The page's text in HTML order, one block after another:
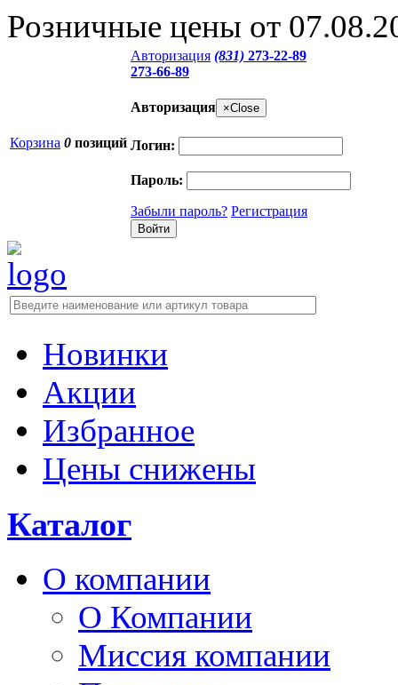
Розничные цены от
Корзина 0 позиций
Авторизация (831) 273-22-89
273-66-89
Авторизация ×Close
Логин:
Пароль:
Забыли пароль? Регистрация
Новинки
Акции
Избранное
Цены снижены
Каталог
О компании
О Компании
Миссия компании